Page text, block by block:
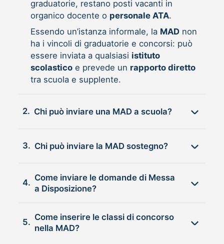
graduatorie, restano posti vacanti in
organico docente o personale ATA.
Essendo un’istanza informale, la MADnon
ha i vincoli di graduatorie e concorsi: può
essere inviata a qualsiasi istituto
scolasticoe prevede un rapporto diretto
tra scuola e supplente.
2. Chi può inviare una MAD a scuola?
3. Chi può inviare la MAD sostegno?
4.
Come inviare le domande di Messa
a Disposizione?
5.
Come inserire le classi di concorso
nella MAD?